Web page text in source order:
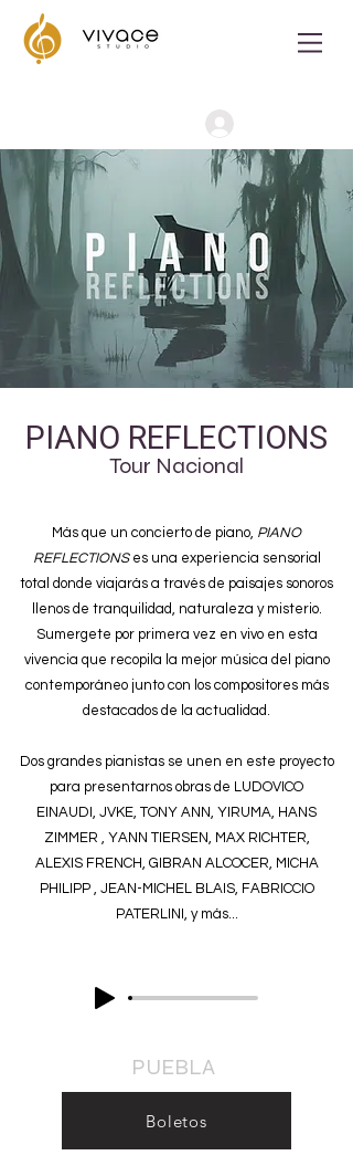
PIANO REFLECTIONS
Tour Nacional
Más que un concierto de piano, PIANO
REFLECTIONSes una experiencia sensorial
total donde viajarás a través de paisajes sonoros
llenos de tranquilidad, naturaleza y misterio.
Sumergete por primera vez en vivo en esta
vivencia que recopila la mejor música del piano
contemporáneo junto con los compositores más
destacados de la actualidad.
Dos grandes pianistas se unen en este proyecto
para presentarnos obras de LUDOVICO
EINAUDI, JVKE, TONY ANN, YIRUMA, HANS
ZIMMER , YANN TIERSEN, MAX RICHTER,
ALEXIS FRENCH, GIBRAN ALCOCER, MICHA
PHILIPP , JEAN-MICHEL BLAIS, FABRICCIO
PATERLINI, y más...
PUEBLA
Boletos